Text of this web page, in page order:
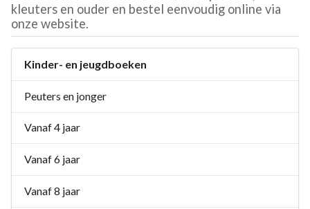
kleuters en ouder en bestel eenvoudig online via
onze website.
Kinder- en jeugdboeken
Peuters en jonger
Vanaf 4 jaar
Vanaf 6 jaar
Vanaf 8 jaar